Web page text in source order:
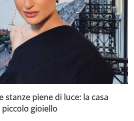
stanze piene di luce: la casa
piccolo gioiello